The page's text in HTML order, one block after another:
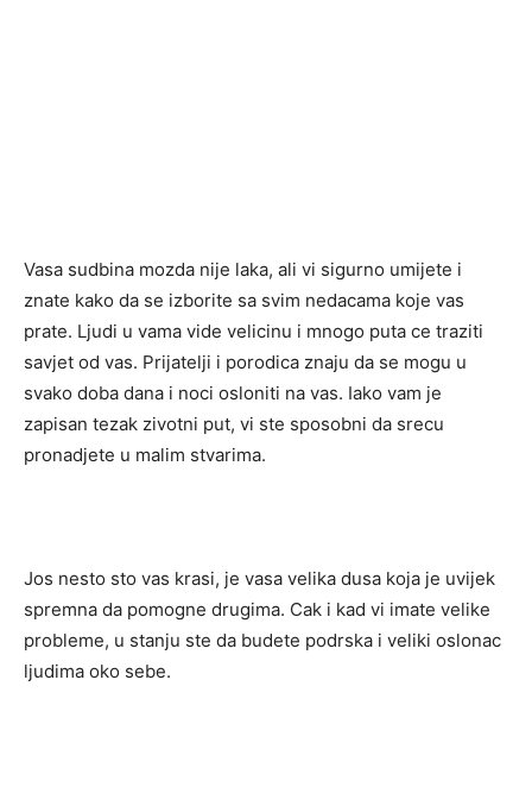
Vasa sudbina mozda nije laka, ali vi sigurno umijete i
znate kako da se izborite sa svim nedacama koje vas
prate. Ljudi u vama vide velicinu i mnogo puta ce traziti
savjet od vas. Prijatelji i porodica znaju da se mogu u
svako doba dana i noci osloniti na vas. Iako vam je
zapisan tezak zivotni put, vi ste sposobni da srecu
pronadjete u malim stvarima.
Jos nesto sto vas krasi, je vasa velika dusa koja je uvijek
spremna da pomogne drugima. Cak i kad vi imate velike
probleme, u stanju ste da budete podrska i veliki oslonac
ljudima oko sebe.